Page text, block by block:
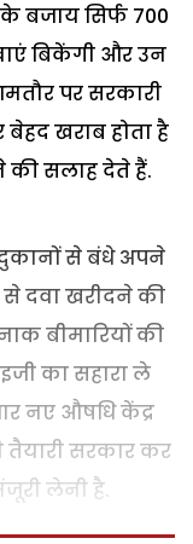
बजाय सिर्फ 700
बिकेंगी और उन
पर सरकारी
खराब होता है
की सलाह देते हैं.
से बंधे अपने
दवा खरीदने की
बीमारियों की
का सहारा ले
नए औषधि केंद्र
सरकार कर
मंजूरी लेनी है.